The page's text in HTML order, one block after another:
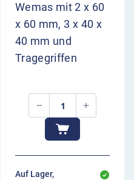
Wemas mit 2 x 60
x 60 mm, 3 x 40 x
40 mm und
Tragegriffen
Auf Lager,